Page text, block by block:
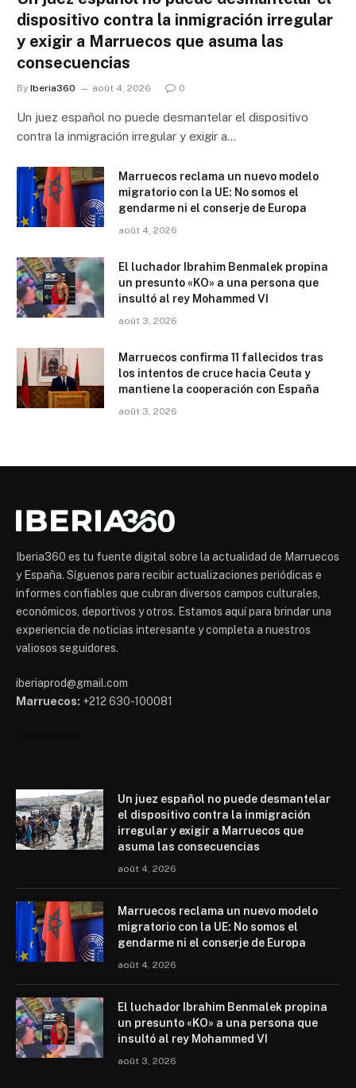
dispositivo contra la inmigración irregular
y exigir a Marruecos que asuma las
consecuencias
By Iberia360 août 4, 2026 0
Un juez español no puede desmantelar el dispositivo
contra la inmigración irregular y exigir a…
Marruecos reclama un nuevo modelo
migratorio con la UE: No somos el
gendarme ni el conserje de Europa
août 4, 2026
El luchador Ibrahim Benmalek propina
un presunto «KO» a una persona que
insultó al rey Mohammed VI
août 3, 2026
Marruecos confirma 11 fallecidos tras
los intentos de cruce hacia Ceuta y
mantiene la cooperación con España
août 3, 2026
Iberia360 es tu fuente digital sobre la actualidad de Marruecos
y España. Síguenos para recibir actualizaciones periódicas e
informes confiables que cubran diversos campos culturales,
económicos, deportivos y otros. Estamos aquí para brindar una
experiencia de noticias interesante y completa a nuestros
valiosos seguidores.
iberiaprod@gmail.com
Marruecos: +212 630-100081
Un juez español no puede desmantelar
el dispositivo contra la inmigración
irregular y exigir a Marruecos que
asuma las consecuencias
août 4, 2026
Marruecos reclama un nuevo modelo
migratorio con la UE: No somos el
gendarme ni el conserje de Europa
août 4, 2026
El luchador Ibrahim Benmalek propina
un presunto «KO» a una persona que
insultó al rey Mohammed VI
août 3, 2026